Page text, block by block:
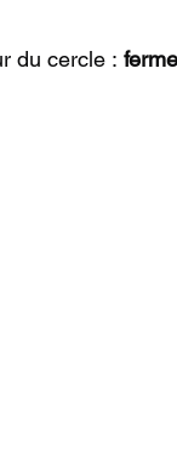
du cercle :